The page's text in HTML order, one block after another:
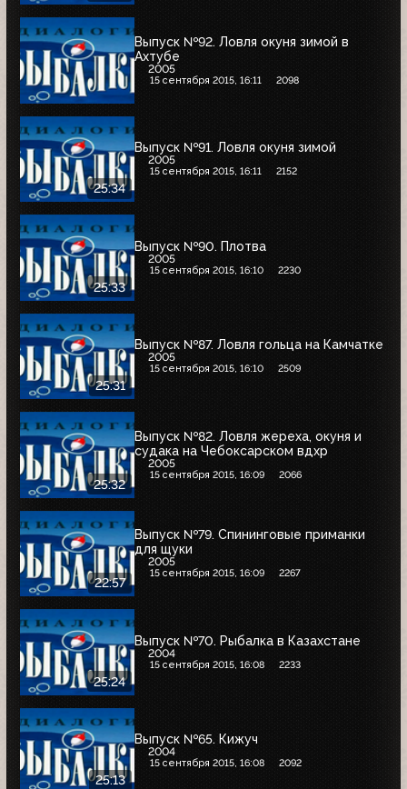
Выпуск №92. Ловля окуня зимой в
Ахтубе
2005
15 сентября 2015, 16:11 2098
25:34
Выпуск №91. Ловля окуня зимой
2005
15 сентября 2015, 16:11 2152
25:33
Выпуск №90. Плотва
2005
15 сентября 2015, 16:10 2230
25:31
Выпуск №87. Ловля гольца на Камчатке
2005
15 сентября 2015, 16:10 2509
25:32
Выпуск №82. Ловля жереха, окуня и
судака на Чебоксарском вдхр
2005
15 сентября 2015, 16:09 2066
22:57
Выпуск №79. Спининговые приманки
для щуки
2005
15 сентября 2015, 16:09 2267
25:24
Выпуск №70. Рыбалка в Казахстане
2004
15 сентября 2015, 16:08 2233
25:13
Выпуск №65. Кижуч
2004
15 сентября 2015, 16:08 2092